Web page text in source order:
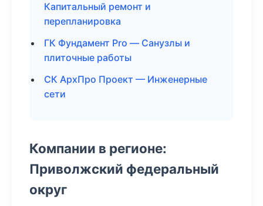
Капитальный ремонт и
перепланировка
ГК Фундамент Pro — Санузлы и
плиточные работы
СК АрхПро Проект — Инженерные
сети
Компании в регионе:
Приволжский федеральный
округ